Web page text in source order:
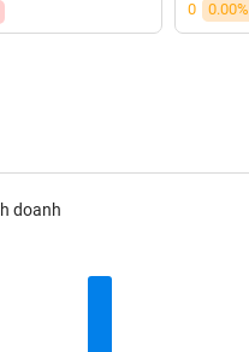
0 0.00%
doanh